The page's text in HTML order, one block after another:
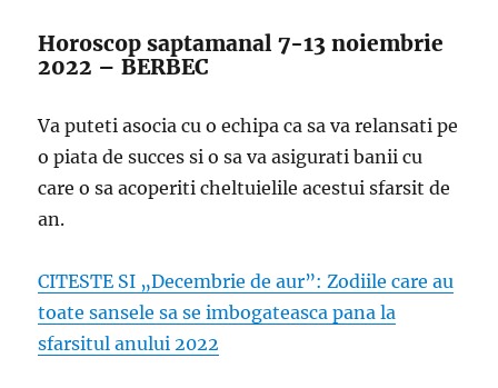
Horoscop saptamanal 7-13 noiembrie
2022 – BERBEC
Va puteti asocia cu o echipa ca sa va relansati pe
o piata de succes si o sa va asigurati banii cu
care o sa acoperiti cheltuielile acestui sfarsit de
an.
CITESTE SI „Decembrie de aur”: Zodiile care au
toate sansele sa se imbogateasca pana la
sfarsitul anului 2022